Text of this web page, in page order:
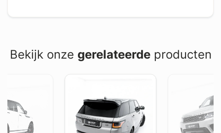
Bekijk onze gerelateerdeproducten